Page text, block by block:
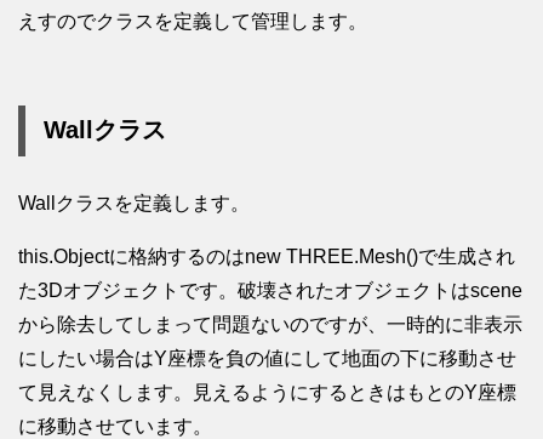
えすのでクラスを定義して管理します。
Wallクラス
Wallクラスを定義します。
this.Objectに格納するのはnew THREE.Mesh()で生成され
た3Dオブジェクトです。破壊されたオブジェクトはscene
から除去してしまって問題ないのですが、一時的に非表示
にしたい場合はY座標を負の値にして地面の下に移動させ
て見えなくします。見えるようにするときはもとのY座標
に移動させています。